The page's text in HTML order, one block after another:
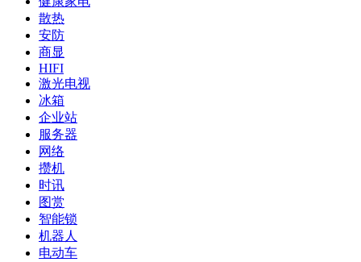
散热
安防
商显
HIFI
激光电视
冰箱
企业站
服务器
网络
攒机
时讯
图赏
智能锁
机器人
电动车